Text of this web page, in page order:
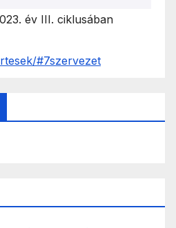
év III. ciklusában
#7szervezet